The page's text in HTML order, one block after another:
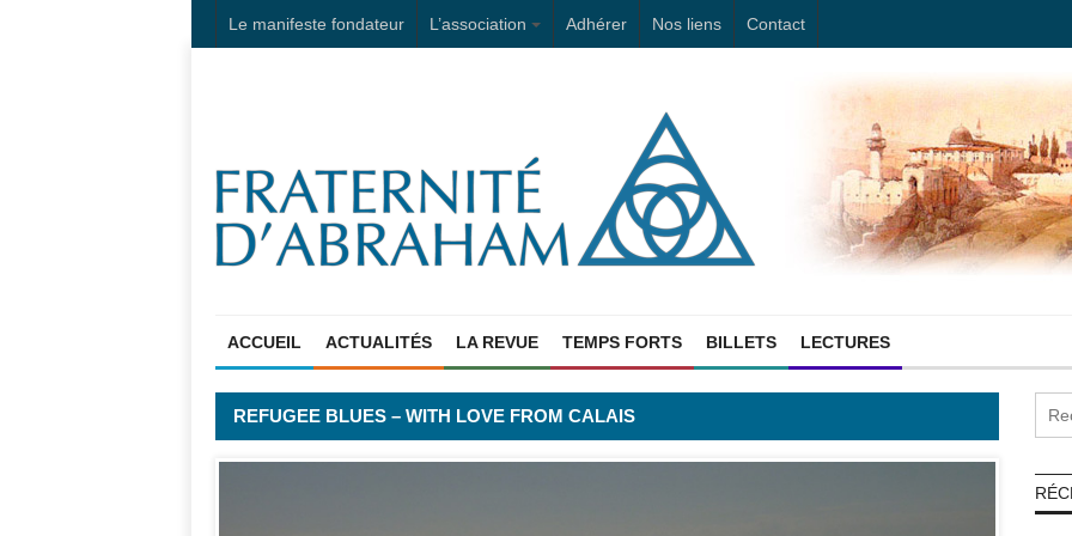
Le manifeste fondateur L’association Adhérer Nos liens Contact
ACCUEIL ACTUALITÉS LA REVUE TEMPS FORTS BILLETS LECTURES
REFUGEE BLUES – WITH LOVE FROM CALAIS